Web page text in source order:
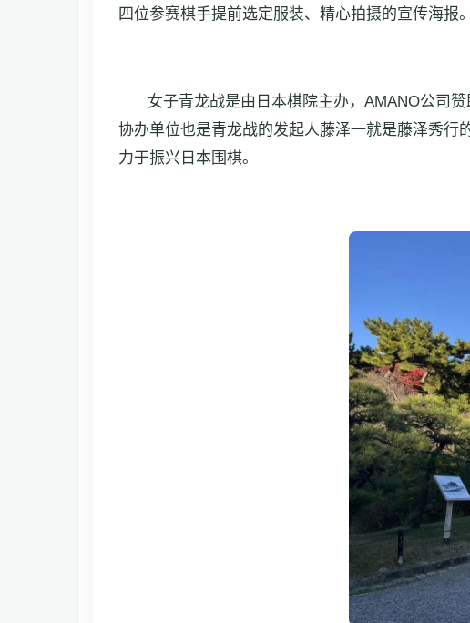
四位参赛棋手提前选定服装、精心拍摄的宣传海报。
女子青龙战是由日本棋院主办，AMANO公司
协办单位也是青龙战的发起人藤泽一就是藤泽秀行
力于振兴日本围棋。